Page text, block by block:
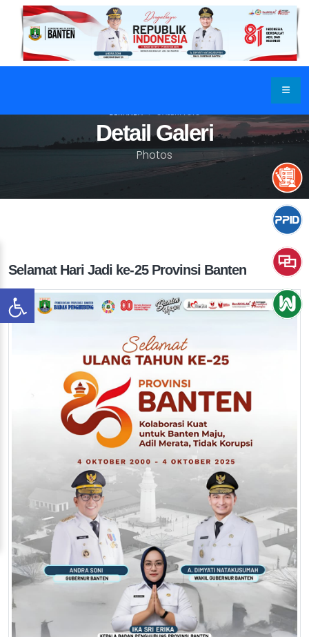
Detail Galeri
Photos
BERANDA GALERI FOTO
Selamat Hari Jadi ke-25 Provinsi Banten